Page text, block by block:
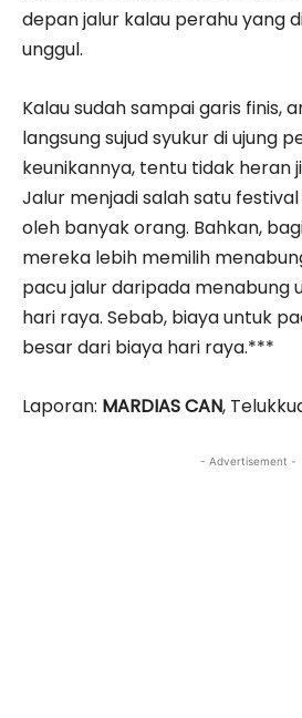
depan jalur kalau perahu yang
unggul.
Kalau sudah sampai garis finis,
langsung sujud syukur di ujung
keunikannya, tentu tidak heran
Jalur menjadi salah satu
oleh banyak orang. Bahkan,
mereka lebih memilih
pacu jalur daripada menabung
hari raya. Sebab, biaya untuk
besar dari biaya hari raya.***
Laporan: MARDIAS CAN,
- Advertisement -